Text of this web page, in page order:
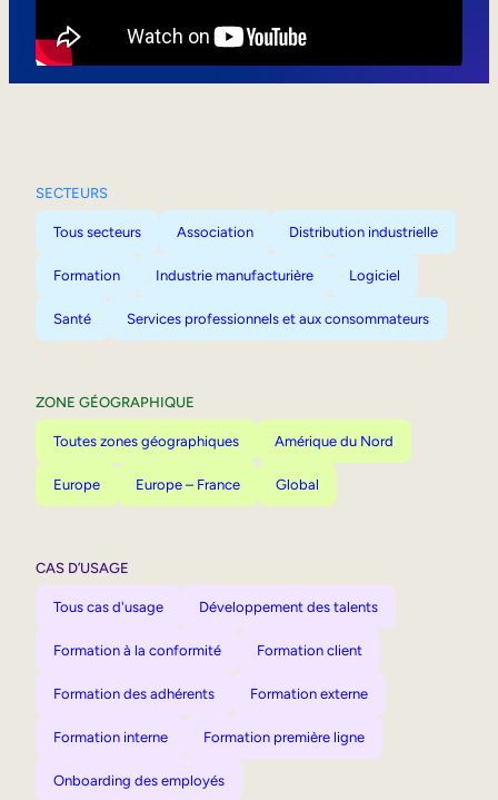
SECTEURS
Tous secteurs Association Distribution industrielle
Formation Industrie manufacturière Logiciel
Santé Services professionnels et aux consommateurs
ZONE GÉOGRAPHIQUE
Toutes zones géographiques Amérique du Nord
Europe Europe – France Global
CAS D’USAGE
Tous cas d'usage Développement des talents
Formation à la conformité Formation client
Formation des adhérents Formation externe
Formation interne Formation première ligne
Onboarding des employés